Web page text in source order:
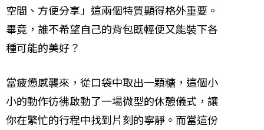
空間、方便分享」這兩個特質顯得格外重要。
畢竟，誰不希望自己的背包既輕便又能裝下各
種可能的美好？
當疲憊感襲來，從口袋中取出一顆糖，這個小
小的動作彷彿啟動了一場微型的休憩儀式，讓
你在繁忙的行程中找到片刻的寧靜。而當這份